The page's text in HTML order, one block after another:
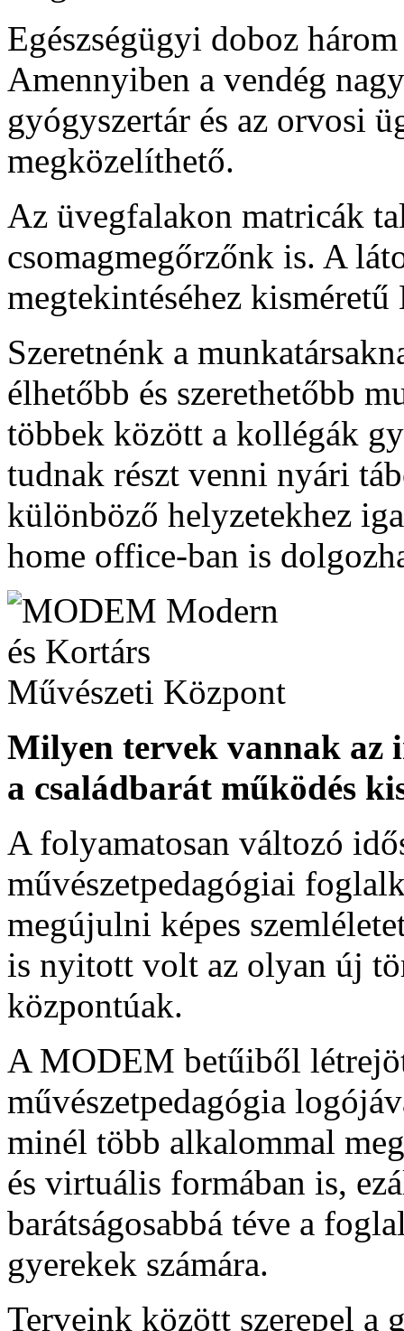
Egészségügyi doboz
Amennyiben a vendég
gyógyszertár és az orvosi
megközelíthető.
Az üvegfalakon matricák
csomagmegőrzőnk is. A
megtekintéséhez
Szeretnénk a
élhetőbb és szerethetőbb
többek között a kollégák
tudnak részt venni nyári
különböző helyzetekhez
home office-ban is
Milyen tervek vannak az
a családbarát működés
A folyamatosan változó
művészetpedagógiai
megújulni képes
is nyitott volt az olyan új
központúak.
A MODEM betűiből
művészetpedagógia
minél több alkalommal
és virtuális formában is,
barátságosabbá téve a
gyerekek számára.
Terveink között szerepel a